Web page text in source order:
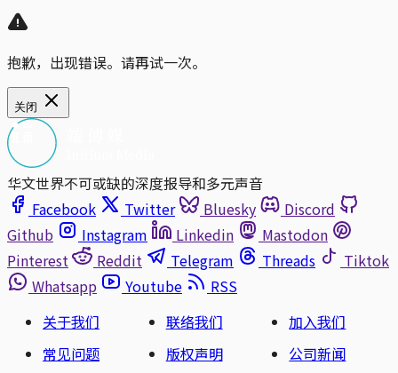
抱歉，出现错误。请再试一次。
关闭
华文世界不可或缺的深度报导和多元声音
Facebook
Twitter Bluesky
Discord
Github
Instagram Linkedin
Mastodon
Pinterest
Reddit Telegram Threads
Tiktok
Whatsapp
Youtube
RSS
关于我们
联络我们
加入我们
常见问题
版权声明
公司新闻